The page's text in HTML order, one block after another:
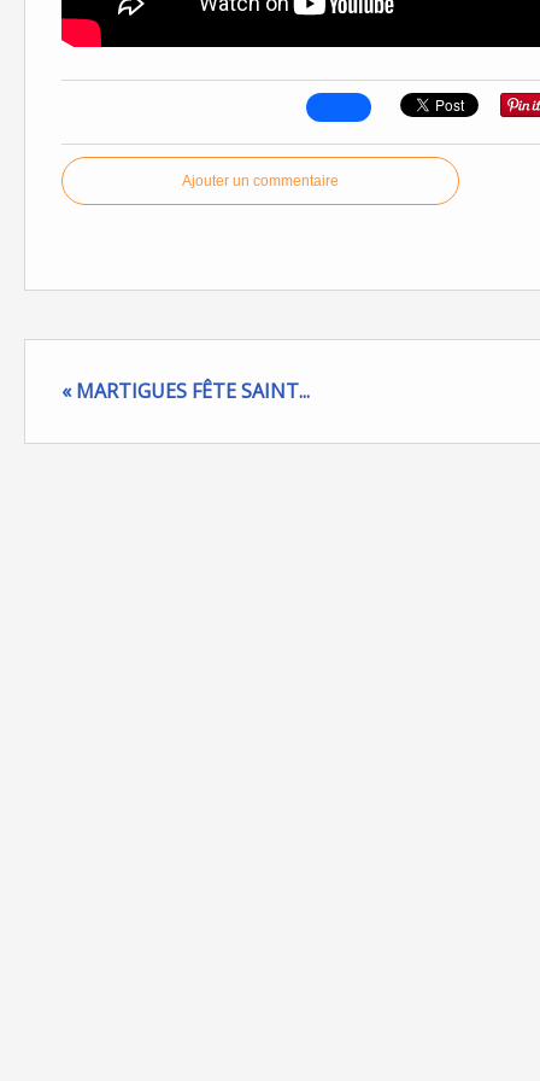
Ajouter un commentaire
« MARTIGUES FÊTE SAINT...